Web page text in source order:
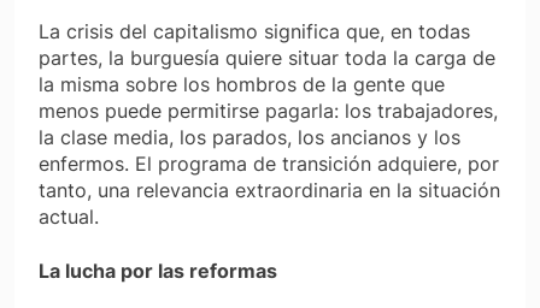
La crisis del capitalismo significa que, en todas
partes, la burguesía quiere situar toda la carga de
la misma sobre los hombros de la gente que
menos puede permitirse pagarla: los trabajadores,
la clase media, los parados, los ancianos y los
enfermos. El programa de transición adquiere, por
tanto, una relevancia extraordinaria en la situación
actual.
La lucha por las reformas